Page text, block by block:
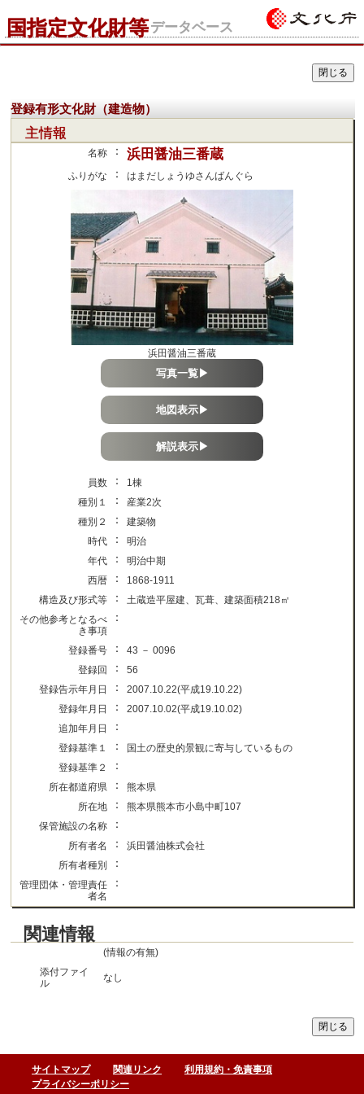
国指定文化財等データベース
登録有形文化財（建造物）
主情報
名称 ： 浜田醤油三番蔵
ふりがな ： はまだしょうゆさんばんぐら
浜田醤油三番蔵
写真一覧▶
地図表示▶
解説表示▶
員数 ：
1棟
種別１
：
産業2次
種別２
：
建築物
時代
：
明治
年代
：
明治中期
西暦
：
1868-1911
構造及び形式等
：
土蔵造平屋建、瓦葺、建築面積218㎡
その他参考となるべ
き事項
：
登録番号 ：
43 － 0096
登録回
：
56
登録告示年月日
：
2007.10.22(平成19.10.22)
登録年月日
：
2007.10.02(平成19.10.02)
追加年月日
：
登録基準１ ：
国土の歴史的景観に寄与しているもの
登録基準２
：
所在都道府県 ：
熊本県
所在地
：
熊本県熊本市小島中町107
保管施設の名称
：
所有者名 ：
浜田醤油株式会社
所有者種別
：
管理団体・管理責任
者名
：
関連情報
(情報の有無)
添付ファイ
ル
なし
サイトマップ 関連リンク
利用規約・免責事項
プライバシーポリシー